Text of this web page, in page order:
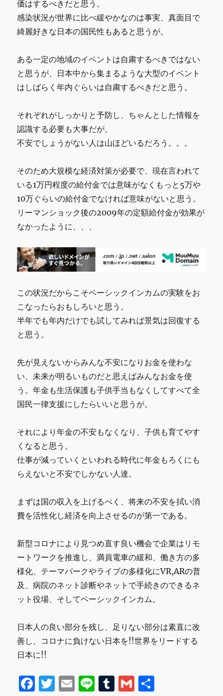
価はするべきだと思う。
感染状況が世界に比べ緩やかなのは事実、真面目で
綺麗好きな日本の国民性もあると思うが。
ある一定の地域のイベントは自粛するべきではない
と思うが、日本中から集まるような大型のイベント
はしばらく年内ぐらいは自粛するべきだと思う。
それぞれがしっかりと予防し、ちゃんとした情報を
認識する必要も大事だが、
不安でしょうがない人は山ほどいるだろう。。。
そのため大規模な経済対策が必要で、現在言われて
いる1万円程度の給付金では意味がなくもっと5万や
10万ぐらいの給付金でなければ意味がないと思う。
リーマンショック後の2009年の定額給付金が効果が
なかったように、、、
この状況だからこそベーシックインカムの実験をお
こなったらおもしろいと思う。
半年でも年内だけでも試してみれば景気は回復する
と思う。
先が見えないからみんな不安になりお金を使わな
い、未来が明るいものだと思えばみんなお金を使
う。年金も生活保護も子供手当もなくしてすべて全
国民一律支援にしたらいいと思うが。
それにより年金の不安もなくなり、子供も育てやす
くなると思う。
仕事が減っていくといわれる時代に年金もろくにも
らえないと不安でしかない人達。
まずは国の収入を上げるべく、将来の不安を拭い消
費を活性化し経済を向上させるのが第一である。
新型コロナにより見つめ直す良い機会で企業はリモ
ートワークを推進し、満員電車の緩和、働き方の多
様化、テーマパークやライブの多様化にVR,ARの普
及、病院のネット診断やネットで手続きのできるネ
ット役場、そしてベーシックインカム。
日本人の良い部分を残し、足りない部分は素直に改
善し、コロナに負けない日本を!!世界をリードする
日本に!!
F
T
E
Li T
G